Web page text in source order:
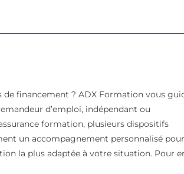
financement ? ADX Formation vous
d’emploi, indépendant ou
formation, plusieurs dispositifs
un accompagnement personnalisé pour
la plus adaptée à votre situation. Pour